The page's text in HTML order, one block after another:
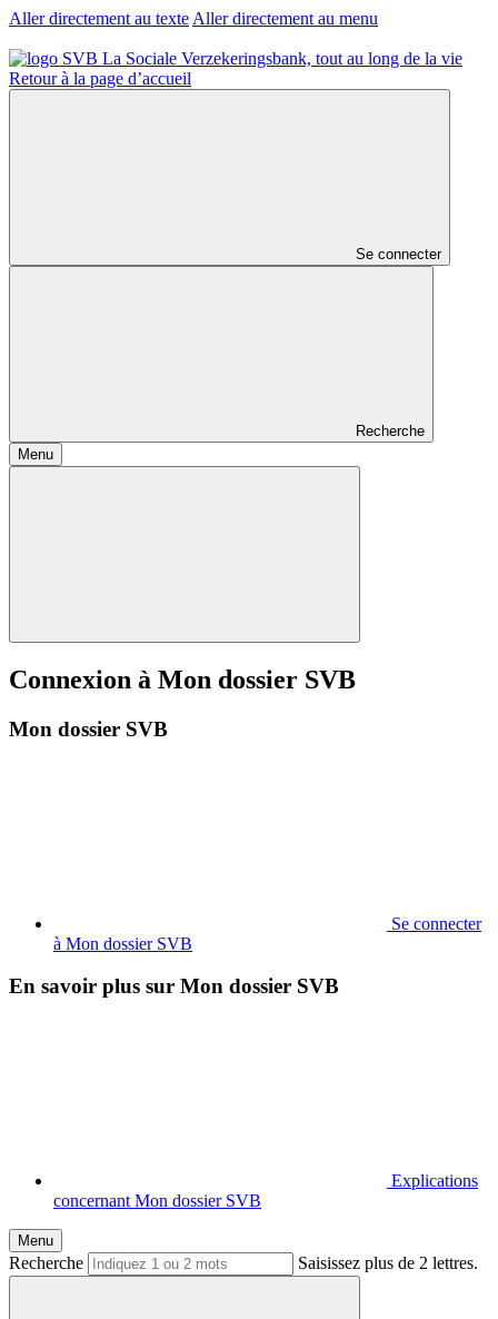
Aller directement au texte Aller directement au menu
Retour à la page d’accueil
Se connecter
Recherche
Menu
Connexion à Mon dossier SVB
Mon dossier SVB
Se connecter
à Mon dossier SVB
En savoir plus sur Mon dossier SVB
Explications
concernant Mon dossier SVB
Menu
Recherche Saisissez plus de 2 lettres.